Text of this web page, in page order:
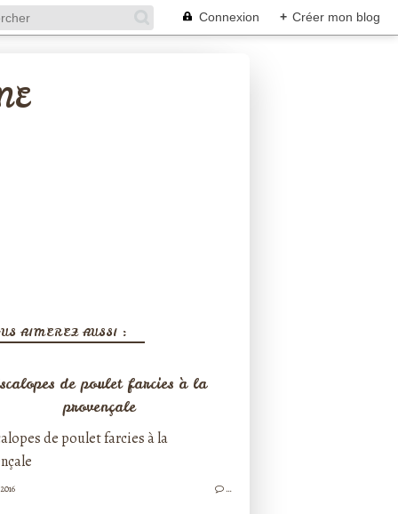
Connexion + Créer mon blog
AIMEREZ AUSSI :
de poulet farcies à la
provençale
…